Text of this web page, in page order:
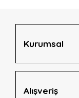
Kurumsal
Alışveriş